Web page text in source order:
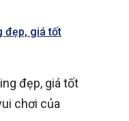
đẹp, giá tốt
đẹp, giá tốt
chơi của